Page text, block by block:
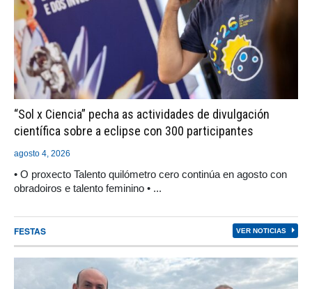
“Sol x Ciencia” pecha as actividades de divulgación
científica sobre a eclipse con 300 participantes
agosto 4, 2026
• O proxecto Talento quilómetro cero continúa en agosto con
obradoiros e talento feminino • ...
FESTAS VER NOTICIAS